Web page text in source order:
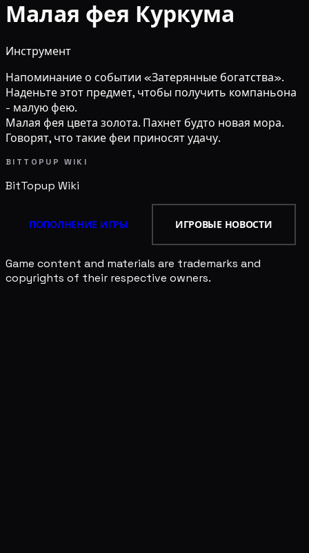
Малая фея Куркума
Инструмент
Напоминание о событии «Затерянные богатства».
Наденьте этот предмет, чтобы получить компаньона
- малую фею.
Малая фея цвета золота. Пахнет будто новая мора.
Говорят, что такие феи приносят удачу.
BITTOPUP WIKI
BitTopup Wiki
ПОПОЛНЕНИЕ ИГРЫ ИГРОВЫЕ НОВОСТИ
Game content and materials are trademarks and
copyrights of their respective owners.